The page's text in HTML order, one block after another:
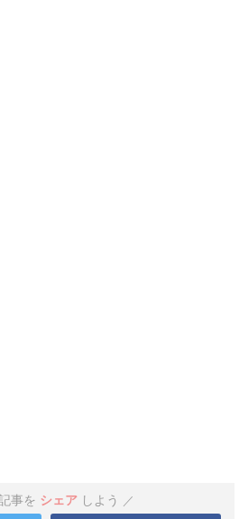
事を シェア しよう ／